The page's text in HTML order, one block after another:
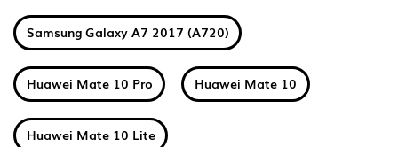
Samsung Galaxy A7 2017 (A720)
Huawei Mate 10 Pro Huawei Mate 10
Huawei Mate 10 Lite